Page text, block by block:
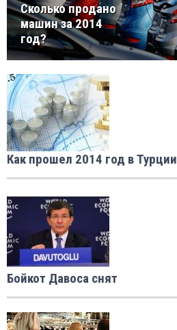
Сколько продано
машин за 2014
год?
Как прошел 2014 год в Турции
Бойкот Давоса снят